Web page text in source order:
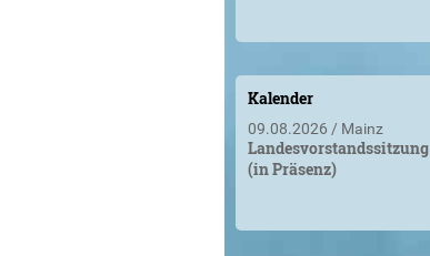
Kalender
09.08.2026 Mainz
Landesvorstandssitzung
(in Präsenz)